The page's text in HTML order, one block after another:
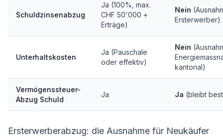
Schuldzinsenabzug
Ja (100%, max.
CHF 50'000 +
Erträge)
Nein
Ersterwerber)
Unterhaltskosten
Ja (Pauschale
oder effektiv)
Nein
kantonal)
Vermögenssteuer-
Abzug Schuld
Ja Ja (bleibt
Ersterwerberabzug: die Ausnahme für Neukäufer